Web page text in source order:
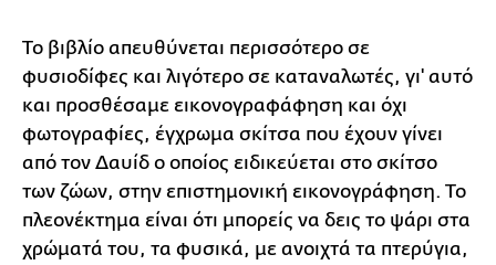
Το βιβλίο απευθύνεται περισσότερο σε
φυσιοδίφες και λιγότερο σε καταναλωτές, γι' αυτό
και προσθέσαμε εικονογραφάφηση και όχι
φωτογραφίες, έγχρωμα σκίτσα που έχουν γίνει
από τον Δαυίδ ο οποίος ειδικεύεται στο σκίτσο
των ζώων, στην επιστημονική εικονογράφηση. Το
πλεονέκτημα είναι ότι μπορείς να δεις το ψάρι στα
χρώματά του, τα φυσικά, με ανοιχτά τα πτερύγια,